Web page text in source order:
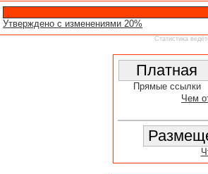
Утверждено с изменениями 20%
Статистика
Прямые ссылки
Чем